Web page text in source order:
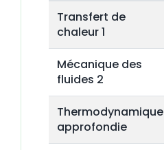
Transfert de
chaleur 1
Mécanique des
fluides 2
Thermodynamique
approfondie